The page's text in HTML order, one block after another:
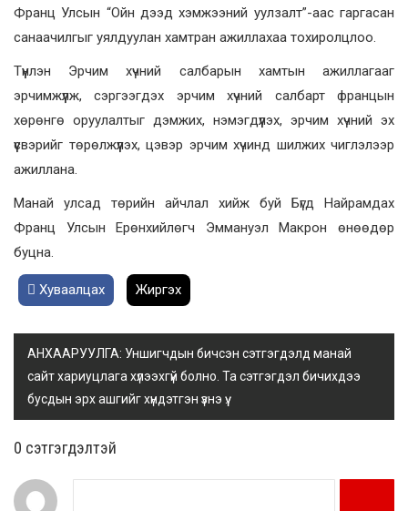
Франц Улсын “Ойн дээд хэмжээний уулзалт”-аас гаргасан
санаачилгыг уялдуулан хамтран ажиллахаа тохиролцлоо.
Түүнлэн Эрчим хүчний салбарын хамтын ажиллагааг
эрчимжүүлж, сэргээгдэх эрчим хүчний салбарт францын
хөрөнгө оруулалтыг дэмжих, нэмэгдүүлэх, эрчим хүчний эх
үүсвэрийг төрөлжүүлэх, цэвэр эрчим хүчинд шилжих чиглэлээр
ажиллана.
Манай улсад төрийн айчлал хийж буй Бүгд Найрамдах
Франц Улсын Ерөнхийлөгч Эммануэл Макрон өнөөдөр
буцна.
Хуваалцах Жиргэх
АНХААРУУЛГА: Уншигчдын бичсэн сэтгэгдэлд манай
сайт хариуцлага хүлээхгүй болно. Та сэтгэгдэл бичихдээ
бусдын эрх ашгийг хүндэтгэн үзнэ үү.
0 cэтгэгдэлтэй